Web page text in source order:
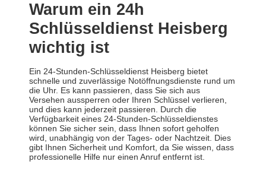
Warum ein 24h
Schlüsseldienst Heisberg
wichtig ist
Ein 24-Stunden-Schlüsseldienst Heisberg bietet
schnelle und zuverlässige Notöffnungsdienste rund um
die Uhr. Es kann passieren, dass Sie sich aus
Versehen aussperren oder Ihren Schlüssel verlieren,
und dies kann jederzeit passieren. Durch die
Verfügbarkeit eines 24-Stunden-Schlüsseldienstes
können Sie sicher sein, dass Ihnen sofort geholfen
wird, unabhängig von der Tages- oder Nachtzeit. Dies
gibt Ihnen Sicherheit und Komfort, da Sie wissen, dass
professionelle Hilfe nur einen Anruf entfernt ist.